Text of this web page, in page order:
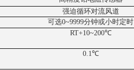
强迫循环对流风道
可选0~9999分钟或小时定时
RT+10~200℃
0.1℃